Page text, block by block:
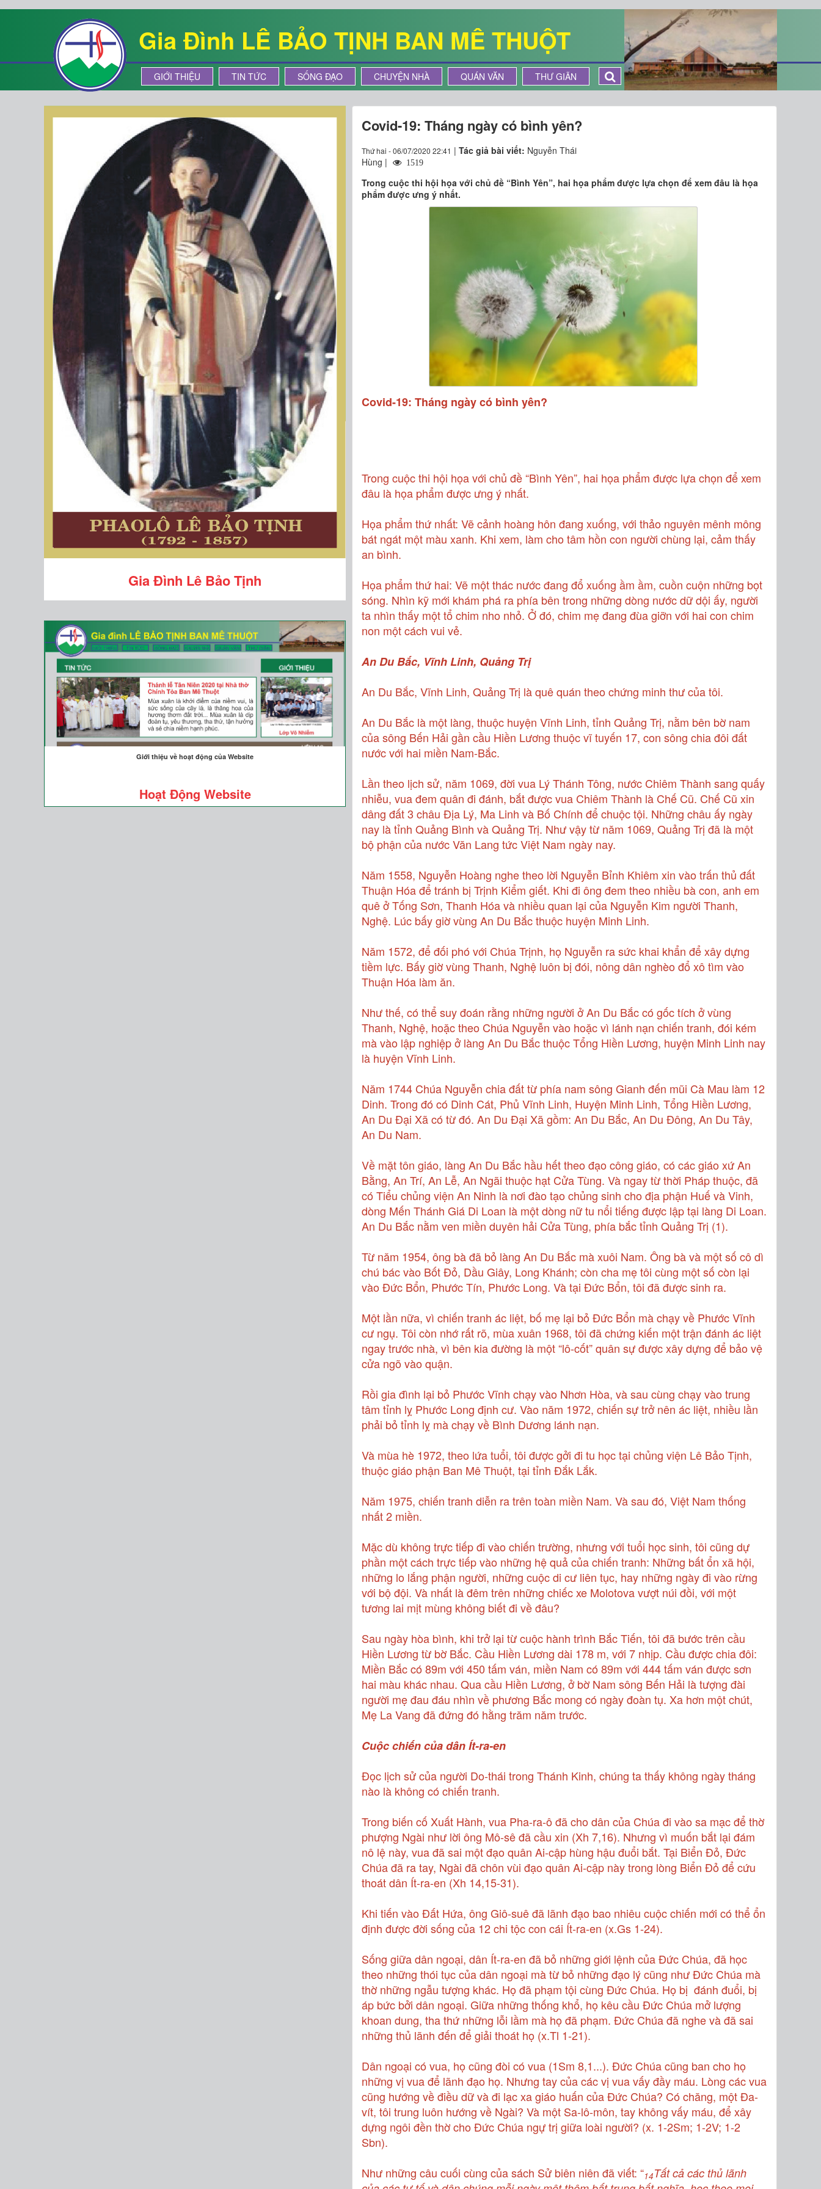
Gia Đình LÊ BẢO TỊNH BAN MÊ THUỘT
GIỚI THIỆU TIN TỨC SỐNG ĐẠO CHUYỆN NHÀ QUÁN VĂN THƯ GIÃN
Covid-19: Tháng ngày có bình yên?
Thứ hai - 06/07/2020 22:41 |Tác giả bài viết: Nguyễn Thái
Hùng |
1519
Trong cuộc thi hội họa với chủ đề “Bình Yên”, hai họa phẩm được lựa chọn để xem đâu là họa
phẩm được ưng ý nhất.
Covid-19: Tháng ngày có bình yên?
Trong cuộc thi hội họa với chủ đề “Bình Yên”, hai họa phẩm được lựa chọn để xem
đâu là họa phẩm được ưng ý nhất.
Họa phẩm thứ nhất: Vẽ cảnh hoàng hôn đang xuống, với thảo nguyên mênh mông
bát ngát một màu xanh. Khi xem, làm cho tâm hồn con người chùng lại, cảm thấy
an bình.
Họa phẩm thứ hai: Vẽ một thác nước đang đổ xuống ầm ầm, cuồn cuộn những bọt
sóng. Nhìn kỹ mới khám phá ra phía bên trong những dòng nước dữ dội ấy, người
ta nhìn thấy một tổ chim nho nhỏ. Ở đó, chim mẹ đang đùa giỡn với hai con chim
non một cách vui vẻ.
An Du Bắc, Vĩnh Linh, Quảng Trị
An Du Bắc, Vĩnh Linh, Quảng Trị là quê quán theo chứng minh thư của tôi.
An Du Bắc là một làng, thuộc huyện Vĩnh Linh, tỉnh Quảng Trị, nằm bên bờ nam
của sông Bến Hải gần cầu Hiền Lương thuộc vĩ tuyến 17, con sông chia đôi đất
nước với hai miền Nam-Bắc.
Lần theo lịch sử, năm 1069, đời vua Lý Thánh Tông, nước Chiêm Thành sang quấy
nhiễu, vua đem quân đi đánh, bắt được vua Chiêm Thành là Chế Cũ. Chế Cũ xin
dâng đất 3 châu Địa Lý, Ma Linh và Bố Chính để chuộc tội. Những châu ấy ngày
nay là tỉnh Quảng Bình và Quảng Trị. Như vậy từ năm 1069, Quảng Trị đã là một
bộ phận của nước Văn Lang tức Việt Nam ngày nay.
Năm 1558, Nguyễn Hoàng nghe theo lời Nguyễn Bỉnh Khiêm xin vào trấn thủ đất
Thuận Hóa để tránh bị Trịnh Kiểm giết. Khi đi ông đem theo nhiều bà con, anh em
quê ở Tống Sơn, Thanh Hóa và nhiều quan lại của Nguyễn Kim người Thanh,
Nghệ. Lúc bấy giờ vùng An Du Bắc thuộc huyện Minh Linh.
Năm 1572, để đối phó với Chúa Trịnh, họ Nguyễn ra sức khai khẩn để xây dựng
tiềm lực. Bấy giờ vùng Thanh, Nghệ luôn bị đói, nông dân nghèo đổ xô tìm vào
Thuận Hóa làm ăn.
Như thế, có thể suy đoán rằng những người ở An Du Bắc có gốc tích ở vùng
Thanh, Nghệ, hoặc theo Chúa Nguyễn vào hoặc vì lánh nạn chiến tranh, đói kém
mà vào lập nghiệp ở làng An Du Bắc thuộc Tổng Hiền Lương, huyện Minh Linh nay
là huyện Vĩnh Linh.
Năm 1744 Chúa Nguyễn chia đất từ phía nam sông Gianh đến mũi Cà Mau làm 12
Dinh. Trong đó có Dinh Cát, Phủ Vĩnh Linh, Huyện Minh Linh, Tổng Hiền Lương,
An Du Đại Xã có từ đó. An Du Đại Xã gồm: An Du Bắc, An Du Đông, An Du Tây,
An Du Nam.
Về mặt tôn giáo, làng An Du Bắc hầu hết theo đạo công giáo, có các giáo xứ An
Bằng, An Trí, An Lễ, An Ngãi thuộc hạt Cửa Tùng. Và ngay từ thời Pháp thuộc, đã
có Tiểu chủng viện An Ninh là nơi đào tạo chủng sinh cho địa phận Huế và Vinh,
dòng Mến Thánh Giá Di Loan là một dòng nữ tu nổi tiếng được lập tại làng Di Loan.
An Du Bắc nằm ven miền duyên hải Cửa Tùng, phía bắc tỉnh Quảng Trị (1).
Từ năm 1954, ông bà đã bỏ làng An Du Bắc mà xuôi Nam. Ông bà và một số cô dì
chú bác vào Bốt Đỏ, Dầu Giây, Long Khánh; còn cha mẹ tôi cùng một số còn lại
vào Đức Bổn, Phước Tín, Phước Long. Và tại Đức Bổn, tôi đã được sinh ra.
Một lần nữa, vì chiến tranh ác liệt, bố mẹ lại bỏ Đức Bổn mà chạy về Phước Vĩnh
cư ngụ. Tôi còn nhớ rất rõ, mùa xuân 1968, tôi đã chứng kiến một trận đánh ác liệt
ngay trước nhà, vì bên kia đường là một “lô-cốt” quân sự được xây dựng để bảo vệ
cửa ngõ vào quận.
Rồi gia đình lại bỏ Phước Vĩnh chạy vào Nhơn Hòa, và sau cùng chạy vào trung
tâm tỉnh lỵ Phước Long định cư. Vào năm 1972, chiến sự trở nên ác liệt, nhiều lần
phải bỏ tỉnh lỵ mà chạy về Bình Dương lánh nạn.
Và mùa hè 1972, theo lứa tuổi, tôi được gởi đi tu học tại chủng viện Lê Bảo Tịnh,
thuộc giáo phận Ban Mê Thuột, tại tỉnh Đắk Lắk.
Năm 1975, chiến tranh diễn ra trên toàn miền Nam. Và sau đó, Việt Nam thống
nhất 2 miền.
Mặc dù không trực tiếp đi vào chiến trường, nhưng với tuổi học sinh, tôi cũng dự
phần một cách trực tiếp vào những hệ quả của chiến tranh: Những bất ổn xã hội,
những lo lắng phận người, những cuộc di cư liên tục, hay những ngày đi vào rừng
với bộ đội. Và nhất là đêm trên những chiếc xe Molotova vượt núi đồi, với một
tương lai mịt mùng không biết đi về đâu?
Sau ngày hòa bình, khi trở lại từ cuộc hành trình Bắc Tiến, tôi đã bước trên cầu
Hiền Lương từ bờ Bắc. Cầu Hiền Lương dài 178 m, với 7 nhịp. Cầu được chia đôi:
Miền Bắc có 89m với 450 tấm ván, miền Nam có 89m với 444 tấm ván được sơn
hai màu khác nhau. Qua cầu Hiền Lương, ở bờ Nam sông Bến Hải là tượng đài
người mẹ đau đáu nhìn về phương Bắc mong có ngày đoàn tụ. Xa hơn một chút,
Mẹ La Vang đã đứng đó hằng trăm năm trước.
Cuộc chiến của dân Ít-ra-en
Đọc lịch sử của người Do-thái trong Thánh Kinh, chúng ta thấy không ngày tháng
nào là không có chiến tranh.
Trong biến cố Xuất Hành, vua Pha-ra-ô đã cho dân của Chúa đi vào sa mạc để thờ
phượng Ngài như lời ông Mô-sê đã cầu xin (Xh 7,16). Nhưng vì muốn bắt lại đám
nô lệ này, vua đã sai một đạo quân Ai-cập hùng hậu đuổi bắt. Tại Biển Đỏ, Đức
Chúa đã ra tay, Ngài đã chôn vùi đạo quân Ai-cập này trong lòng Biển Đỏ để cứu
thoát dân Ít-ra-en (Xh 14,15-31).
Khi tiến vào Đất Hứa, ông Giô-suê đã lãnh đạo bao nhiêu cuộc chiến mới có thể ổn
định được đời sống của 12 chi tộc con cái Ít-ra-en (x.Gs 1-24).
Sống giữa dân ngoại, dân Ít-ra-en đã bỏ những giới lệnh của Đức Chúa, đã học
theo những thói tục của dân ngoại mà từ bỏ những đạo lý cũng như Đức Chúa mà
thờ những ngẫu tượng khác. Họ đã phạm tội cùng Đức Chúa. Họ bị đánh đuổi, bị
áp bức bởi dân ngoại. Giữa những thống khổ, họ kêu cầu Đức Chúa mở lượng
khoan dung, tha thứ những lỗi lầm mà họ đã phạm. Đức Chúa đã nghe và đã sai
những thủ lãnh đến để giải thoát họ (x.Tl 1-21).
Dân ngoại có vua, họ cũng đòi có vua (1Sm 8,1...). Đức Chúa cũng ban cho họ
những vị vua để lãnh đạo họ. Nhưng tay của các vị vua vấy đầy máu. Lòng các vua
cũng hướng về điều dữ và đi lạc xa giáo huấn của Đức Chúa? Có chăng, một Đa-
vít, tôi trung luôn hướng về Ngài? Và một Sa-lô-môn, tay không vấy máu, để xây
dựng ngôi đền thờ cho Đức Chúa ngự trị giữa loài người? (x. 1-2Sm; 1-2V; 1-2
Sbn).
Như những câu cuối cùng của sách Sử biên niên đã viết: “14Tất cả các thủ lãnh
Gia Đình Lê Bảo Tịnh
Giới thiệu về hoạt động của Website
Hoạt Động Website